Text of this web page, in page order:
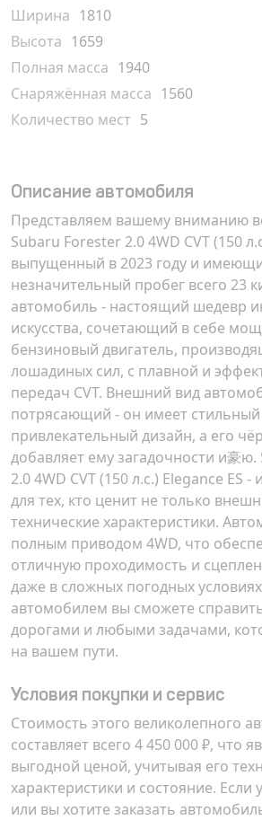
Ширина 1810
Высота 1659
Полная масса 1940
Снаряжённая масса 1560
Количество мест 5
Описание автомобиля
Представляем вашему вниманию
Subaru Forester 2.0 4WD CVT (150
выпущенный в 2023 году и
незначительный пробег всего 23
автомобиль - настоящий шедевр
искусства, сочетающий в себе
бензиновый двигатель,
лошадиных сил, с плавной и
передач CVT. Внешний вид
потрясающий - он имеет
привлекательный дизайн, а его
добавляет ему загадочности и豪
2.0 4WD CVT (150 л.с.) Elegance ES
для тех, кто ценит не только
технические характеристики.
полным приводом 4WD, что
отличную проходимость и
даже в сложных погодных
автомобилем вы сможете
дорогами и любыми задачами,
на вашем пути.
Условия покупки и сервис
Стоимость этого великолепного
составляет всего 4 450 000 ₽, что
выгодной ценой, учитывая его
характеристики и состояние. Если
или вы хотите заказать